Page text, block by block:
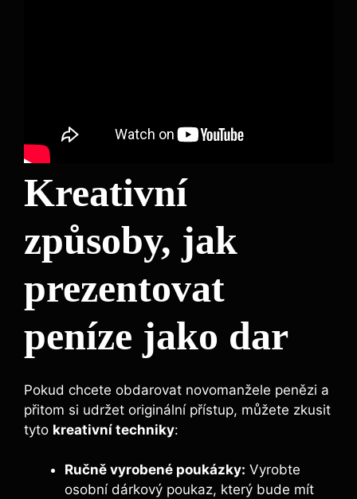
Kreativní
způsoby, jak
prezentovat
peníze jako dar
Pokud chcete obdarovat novomanžele penězi a
přitom si udržet originální přístup, můžete zkusit
tyto kreativní techniky:
Ručně vyrobené poukázky: Vyrobte
osobní dárkový poukaz, který bude mít